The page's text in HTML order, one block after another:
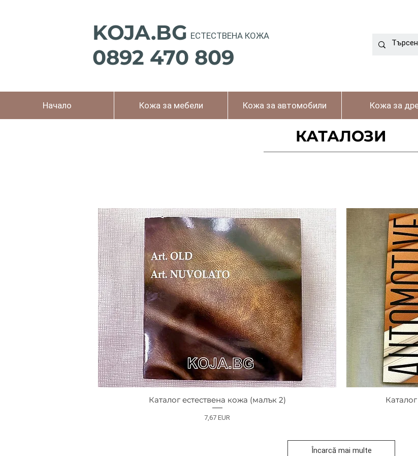
KOJA.BG
0892 470 809
ЕСТЕСТВЕНА КОЖА
Начало Кожа за мебели Кожа за автомобили Кожа за
КАТАЛОЗИ
Каталог естествена кожа (малък 2)
Preț
7,67 EUR
Încarcă mai multe